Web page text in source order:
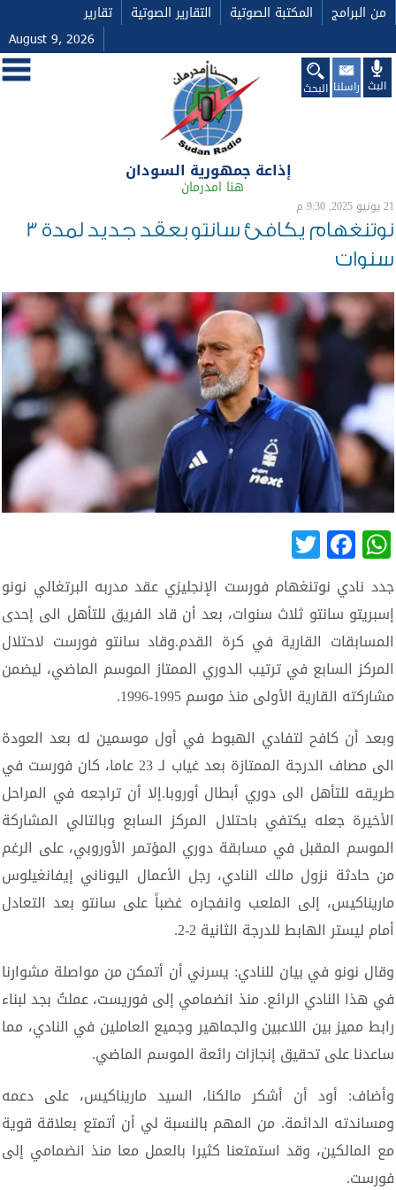
من البرامج المكتبة الصوتية التقارير الصوتية
تقارير
August 9, 2026
البث راسلنا البحث
إذاعة جمهورية السودان
هنا امدرمان
21 يونيو 2025, 9:30 م
نوتنغهام يكافئ سانتو بعقد جديد لمدة 3
سنوات
WhatsApp
Facebook
جدد نادي نوتنغهام فورست الإنجليزي عقد مدربه البرتغالي نونو
إسبريتو سانتو ثلاث سنوات، بعد أن قاد الفريق للتأهل الى إحدى
المسابقات القارية في كرة القدم.وقاد سانتو فورست لاحتلال
المركز السابع في ترتيب الدوري الممتاز الموسم الماضي، ليضمن
مشاركته القارية الأولى منذ موسم 1995-1996.
وبعد أن كافح لتفادي الهبوط في أول موسمين له بعد العودة
الى مصاف الدرجة الممتازة بعد غياب لـ 23 عاما، كان فورست في
طريقه للتأهل الى دوري أبطال أوروبا.إلا أن تراجعه في المراحل
الأخيرة جعله يكتفي باحتلال المركز السابع وبالتالي المشاركة
الموسم المقبل في مسابقة دوري المؤتمر الأوروبي، على الرغم
من حادثة نزول مالك النادي، رجل الأعمال اليوناني إيفانغيلوس
ماريناكيس، إلى الملعب وانفجاره غضباً على سانتو بعد التعادل
أمام ليستر الهابط للدرجة الثانية 2-2.
وقال نونو في بيان للنادي: يسرني أن أتمكن من مواصلة مشوارنا
في هذا النادي الرائع. منذ انضمامي إلى فوريست، عملتُ بجد لبناء
رابط مميز بين اللاعبين والجماهير وجميع العاملين في النادي، مما
ساعدنا على تحقيق إنجازات رائعة الموسم الماضي.
وأضاف: أود أن أشكر مالكنا، السيد ماريناكيس، على دعمه
ومساندته الدائمة. من المهم بالنسبة لي أن أتمتع بعلاقة قوية
مع المالكين، وقد استمتعنا كثيرا بالعمل معا منذ انضمامي إلى
فورست.